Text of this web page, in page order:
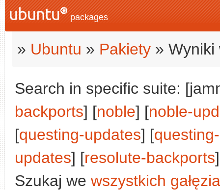
packages
» Ubuntu » Pakiety » Wyniki
Search in specific suite:
backports] [noble] [noble-
[questing-updates] [
updates] [resolute-backports
Szukaj we wszystkich